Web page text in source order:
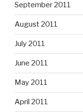
September 2011
August 2011
July 2011
June 2011
May 2011
April 2011